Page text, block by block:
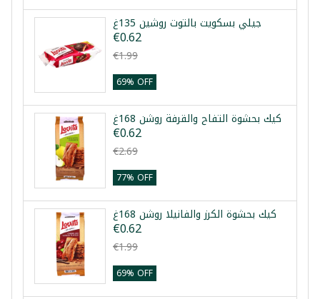
جيلي بسكويت بالتوت روشين 135غ
€0.62
€1.99
69% OFF
كيك بحشوة التفاح والقرفة روشن 168غ
€0.62
€2.69
77% OFF
كيك بحشوة الكرز والفانيلا روشن 168غ
€0.62
€1.99
69% OFF